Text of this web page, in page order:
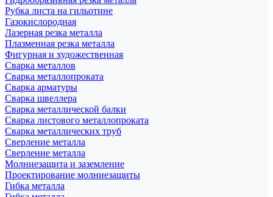
Рубка листа на гильотине
Газокислородная
Лазерная резка металла
Плазменная резка металла
Фигурная и художественная
Сварка металлов
Сварка металлопроката
Сварка арматуры
Сварка швеллера
Сварка металлической балки
Сварка листового металлопроката
Сварка металлических труб
Сверление металла
Сверление металла
Молниезащита и заземление
Проектирование молниезащиты
Гибка металла